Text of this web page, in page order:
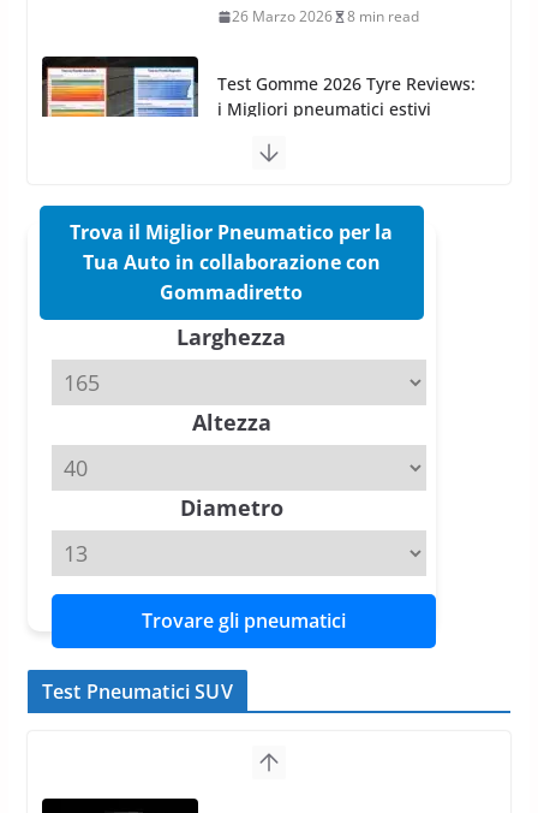
sportivi a confronto
Pirelli Cinturato 2026: due
confermano il salto tecnico del
Pirelli P Zero Trofeo RS: per
Tyre Reviews è la gomma semi-
slick da battere
Michelin Pilot Sport 4 S – Test
su Range Rover Sport D350 HST
11 Aprile 2026 15 min read
Trova il Miglior Pneumatico per la
Tua Auto in collaborazione con
Gommadiretto
Larghezza
Altezza
Diametro
Trovare gli pneumatici
Test Pneumatici SUV